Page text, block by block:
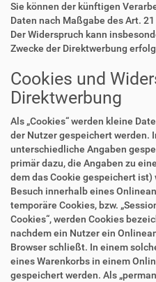
Sie können der künftigen
Daten nach Maßgabe des Art.
Der Widerspruch kann
Zwecke der Direktwerbung
Cookies und
Direktwerbung
Als „Cookies“ werden kleine
der Nutzer gespeichert werden.
unterschiedliche Angaben
primär dazu, die Angaben zu
dem das Cookie gespeichert
Besuch innerhalb eines
temporäre Cookies, bzw.
Cookies“, werden Cookies
nachdem ein Nutzer ein
Browser schließt. In einem
eines Warenkorbs in einem
gespeichert werden. Als